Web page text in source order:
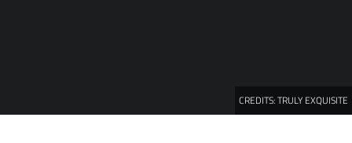
CREDITS:TRULY EXQUISITE